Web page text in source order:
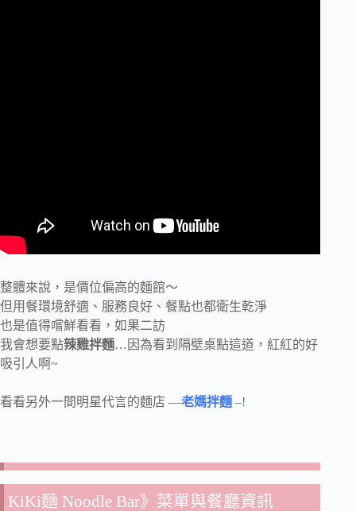
整體來說，是價位偏高的麵館～
但用餐環境舒適、服務良好、餐點也都衛生乾淨
也是值得嚐鮮看看，如果二訪
我會想要點辣雞拌麵…因為看到隔壁桌點這道，紅紅的好
吸引人啊~
看看另外一間明星代言的麵店 —老媽拌麵 –!
KiKi麵 Noodle Bar》菜單與餐廳資訊